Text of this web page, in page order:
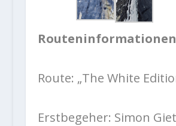
Route: „The White
Erstbegeher: Simon